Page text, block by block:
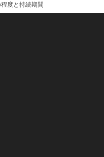
度と持続期間